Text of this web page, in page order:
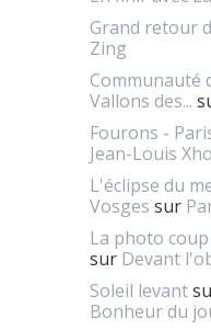
Grand retour
Zing
Communauté
Vallons des...
Fourons -
Jean-Louis
L'éclipse du
Vosges sur
La photo coup
sur Devant
Soleil levant
Bonheur du